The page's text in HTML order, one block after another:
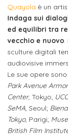
sede
TERZA
MISSIONE
Progetti
Terza
Missione
ITALIANA
DELLA
Dipartimento
e
Arti
Applicate
DOTTORATI
Iscrizione
a
corsi
singoli
Laboratori
e
sede
Opportunità
di
lavoro
Aziende
Iscriviti
alla
Newsletter
OPPORTUNITÀ
FSL
e
attività
per
studente
Quayola è un
Indaga sui
ed equilibri tra
vecchio e nuovo.
sculture digitali
audiovisive
Le sue opere
Park Avenue
Center, Tokyo;
SeMA, Seoul;
Tokyo, Parigi;
British Film